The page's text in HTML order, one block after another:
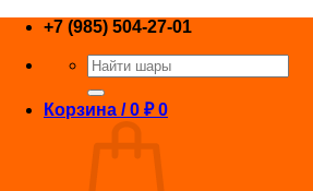
Skip
content
+7 (985) 504-27-01
Искать:
Корзина /0 ₽ 0